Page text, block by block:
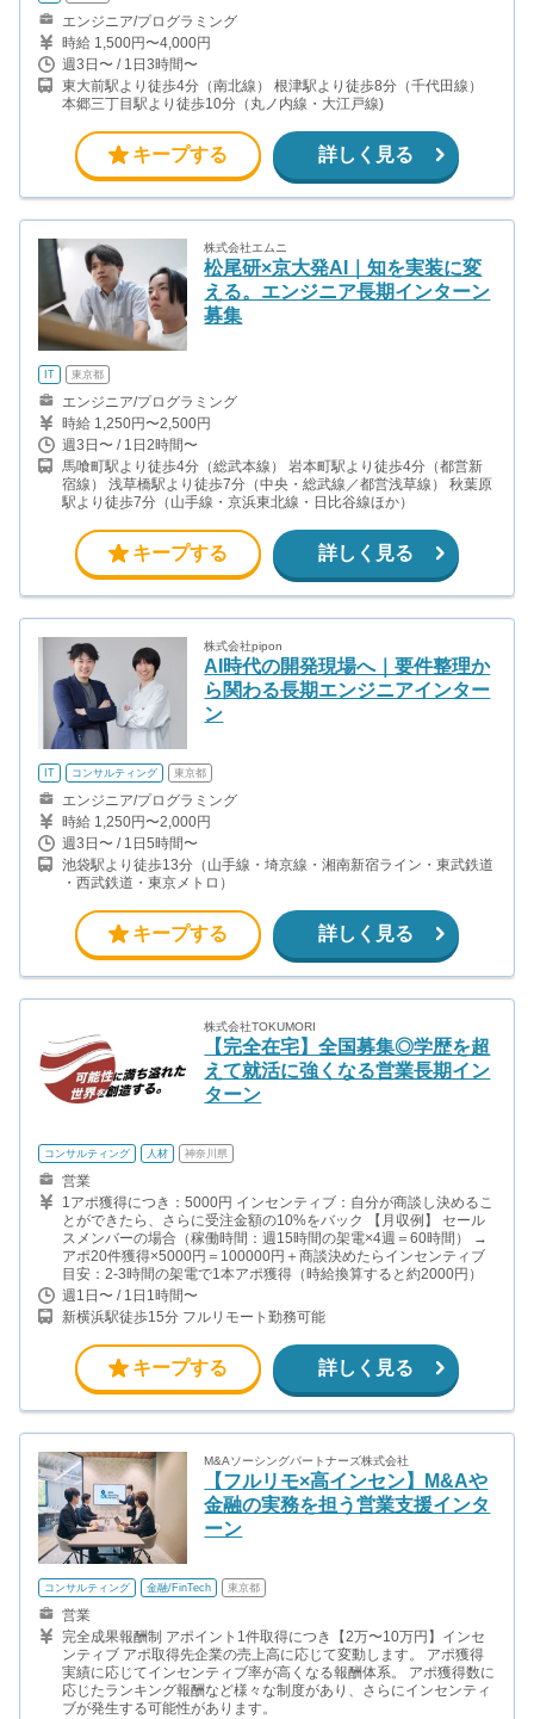
エンジニア/プログラミング
時給 1,500円〜4,000円
週3日〜 / 1日3時間〜
東大前駅より徒歩4分（南北線） 根津駅より徒歩8分（千代田線）
本郷三丁目駅より徒歩10分（丸ノ内線・大江戸線)
キープする 詳しく見る
株式会社エムニ
松尾研×京大発AI｜知を実装に変
える。エンジニア長期インターン
募集
IT 東京都
エンジニア/プログラミング
時給 1,250円〜2,500円
週3日〜 / 1日2時間〜
馬喰町駅より徒歩4分（総武本線） 岩本町駅より徒歩4分（都営新
宿線） 浅草橋駅より徒歩7分（中央・総武線／都営浅草線） 秋葉原
駅より徒歩7分（山手線・京浜東北線・日比谷線ほか）
キープする 詳しく見る
株式会社pipon
AI時代の開発現場へ｜要件整理か
ら関わる長期エンジニアインター
ン
IT コンサルティング 東京都
エンジニア/プログラミング
時給 1,250円〜2,000円
週3日〜 / 1日5時間〜
池袋駅より徒歩13分（山手線・埼京線・湘南新宿ライン・東武鉄道
・西武鉄道・東京メトロ）
キープする 詳しく見る
株式会社TOKUMORI
【完全在宅】全国募集◎学歴を超
えて就活に強くなる営業長期イン
ターン
コンサルティング 人材 神奈川県
営業
1アポ獲得につき：5000円 インセンティブ：自分が商談し決めるこ
とができたら、さらに受注金額の10%をバック 【月収例】 セール
スメンバーの場合（稼働時間：週15時間の架電×4週＝60時間） →
アポ20件獲得×5000円＝100000円＋商談決めたらインセンティブ
目安：2-3時間の架電で1本アポ獲得（時給換算すると約2000円）
週1日〜 / 1日1時間〜
新横浜駅徒歩15分 フルリモート勤務可能
キープする 詳しく見る
M&Aソーシングパートナーズ株式会社
【フルリモ×高インセン】M&Aや
金融の実務を担う営業支援インタ
ーン
コンサルティング 金融/FinTech 東京都
営業
完全成果報酬制 アポイント1件取得につき【2万〜10万円】インセ
ンティブ アポ取得先企業の売上高に応じて変動します。 アポ獲得
実績に応じてインセンティブ率が高くなる報酬体系。 アポ獲得数に
応じたランキング報酬など様々な制度があり、さらにインセンティ
ブが発生する可能性があります。